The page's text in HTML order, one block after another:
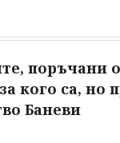
поръчани
кого са, но
Баневи